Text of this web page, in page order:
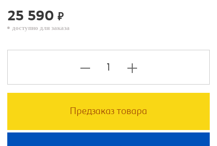
25 590 ₽
доступно для заказа
Предзаказ товара